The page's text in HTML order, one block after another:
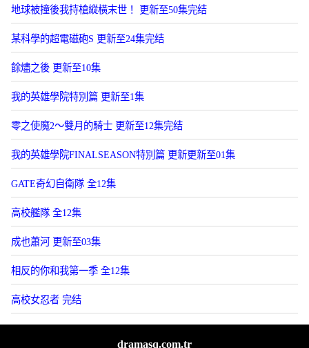
地球被撞後我持槍縱橫末世！ 更新至50集完结
某科學的超電磁砲S 更新至24集完结
餘燼之後 更新至10集
我的英雄學院特別篇 更新至1集
零之使魔2～雙月的騎士 更新至12集完结
我的英雄學院FINALSEASON特別篇 更新更新至01集
GATE奇幻自衛隊 全12集
高校艦隊 全12集
成也蕭河 更新至03集
相反的你和我第一季 全12集
高校女忍者 完结
dramasq.com.tr